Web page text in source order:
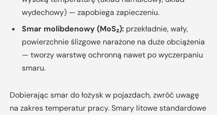
wydechowy) — zapobiega zapieczeniu.
Smar molibdenowy (MoS₂): przekładnie, wały,
powierzchnie ślizgowe narażone na duże obciążenia
— tworzy warstwę ochronną nawet po wyczerpaniu
smaru.
Dobierając smar do łożysk w pojazdach, zwróć uwagę
na zakres temperatur pracy. Smary litowe standardowe